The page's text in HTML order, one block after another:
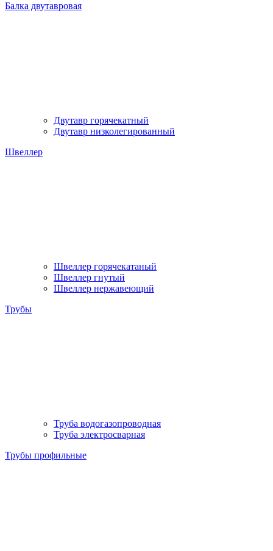
Балка двутавровая
Двутавр горячекатный
Двутавр низколегированный
Швеллер
Швеллер горячекатаный
Швеллер гнутый
Швеллер нержавеющий
Трубы
Труба водогазопроводная
Труба электросварная
Трубы профильные